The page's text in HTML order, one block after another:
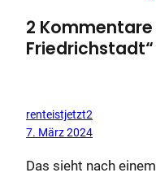
2 Kommentare
Friedrichstadt“
renteistjetzt2
7. März 2024
Das sieht nach